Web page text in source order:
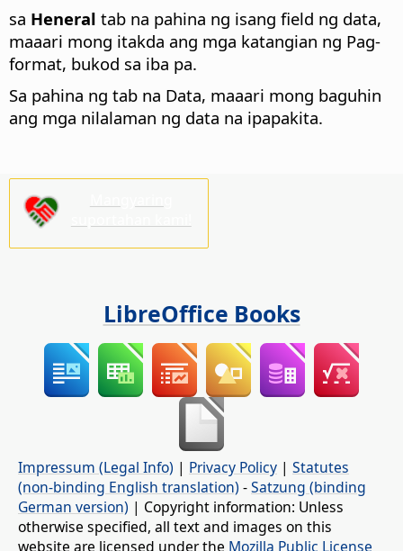
sa Heneral tab na pahina ng isang field ng data,
maaari mong itakda ang mga katangian ng Pag-
format, bukod sa iba pa.
Sa pahina ng tab na Data, maaari mong baguhin
ang mga nilalaman ng data na ipapakita.
LibreOffice Books
Impressum (Legal Info) | Privacy Policy | Statutes
(non-binding English translation) -Satzung (binding
German version) | Copyright information: Unless
otherwise specified, all text and images on this
website are licensed under the Mozilla Public License